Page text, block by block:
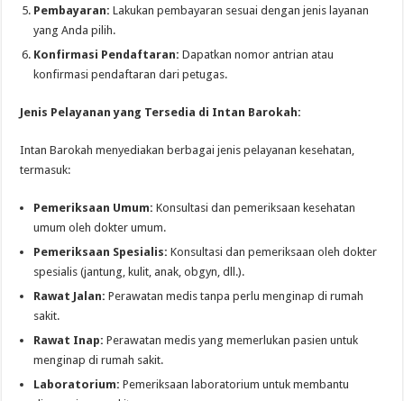
Pembayaran: Lakukan pembayaran sesuai dengan jenis layanan
yang Anda pilih.
Konfirmasi Pendaftaran: Dapatkan nomor antrian atau
konfirmasi pendaftaran dari petugas.
Jenis Pelayanan yang Tersedia di Intan Barokah:
Intan Barokah menyediakan berbagai jenis pelayanan kesehatan,
termasuk:
Pemeriksaan Umum: Konsultasi dan pemeriksaan kesehatan
umum oleh dokter umum.
Pemeriksaan Spesialis: Konsultasi dan pemeriksaan oleh dokter
spesialis (jantung, kulit, anak, obgyn, dll.).
Rawat Jalan: Perawatan medis tanpa perlu menginap di rumah
sakit.
Rawat Inap: Perawatan medis yang memerlukan pasien untuk
menginap di rumah sakit.
Laboratorium: Pemeriksaan laboratorium untuk membantu